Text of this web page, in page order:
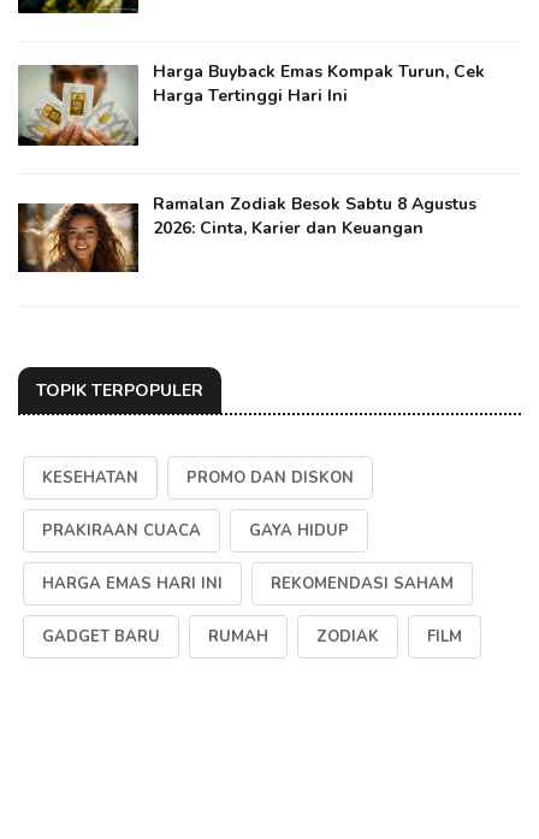
Harga Buyback Emas Kompak Turun, Cek
Harga Tertinggi Hari Ini
Ramalan Zodiak Besok Sabtu 8 Agustus
2026: Cinta, Karier dan Keuangan
TOPIK TERPOPULER
KESEHATAN PROMO DAN DISKON
PRAKIRAAN CUACA GAYA HIDUP
HARGA EMAS HARI INI REKOMENDASI SAHAM
GADGET BARU RUMAH ZODIAK FILM